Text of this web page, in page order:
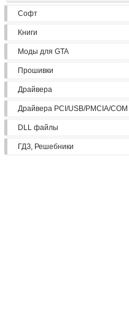
Софт
Книги
Моды для GTA
Прошивки
Драйвера
Драйвера PCI/USB/PMCIA/COM
DLL файлы
ГДЗ, Решебники